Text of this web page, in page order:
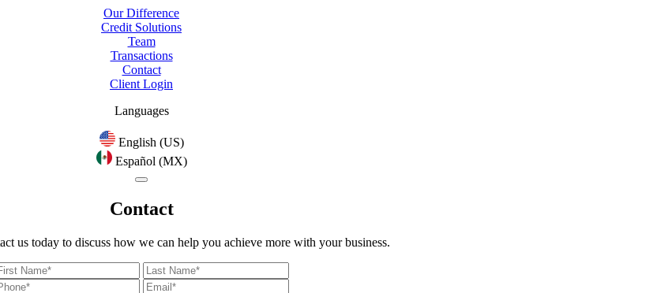
Our Difference
Credit Solutions
Team
Transactions
Contact
Client Login
Languages
English (US)
Español (MX)
Contact
us today to discuss how we can help you achieve more with your business.